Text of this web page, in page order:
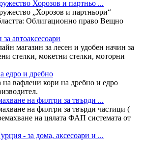
Хорозов и партньо ...
„Хорозов и партньори“
Облигационно право Вещно
автоаксесоари
магазин за лесен и удобен начин за
стелки, мокетни стелки, моторни
едро и дребно
на вафлени кори на дребно и едро
на филтри за твърди ...
на филтри за твърди частици (
на цялата ФАП системата от
- за дома, аксесоари и ...